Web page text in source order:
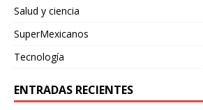
Salud y ciencia
SuperMexicanos
Tecnología
ENTRADAS RECIENTES